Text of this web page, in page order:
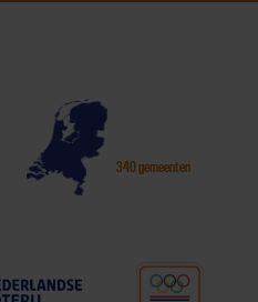
340 gemeenten